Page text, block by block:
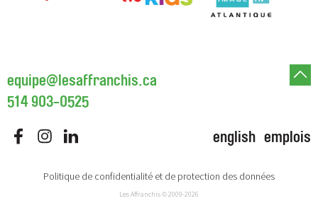
equipe@lesaffranchis.ca
514 903-0525
english emplois
Politique de confidentialité et de protection des données
Les Affranchis© 2009-2026